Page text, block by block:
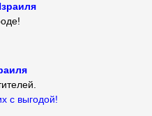
с выгодой!